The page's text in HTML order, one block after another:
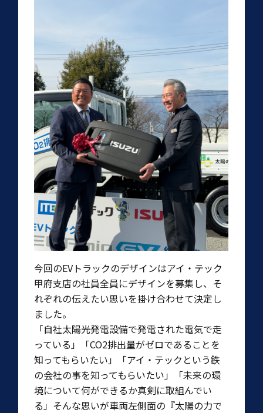
今回のEVトラックのデザインはアイ・テック
甲府支店の社員全員にデザインを募集し、そ
れぞれの伝えたい思いを掛け合わせて決定し
ました。
「自社太陽光発電設備で発電された電気で走
っている」「CO2排出量がゼロであることを
知ってもらいたい」「アイ・テックという鉄
の会社の事を知ってもらいたい」「未来の環
境について何ができるか真剣に取組んでい
る」そんな思いが車両左側面の『太陽の力で